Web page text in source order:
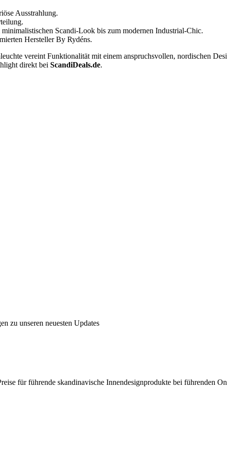
Ausstrahlung.
Scandi-Look bis zum modernen Industrial-Chic.
Hersteller By Rydéns.
vereint Funktionalität mit einem anspruchsvollen, nordischen
direkt bei ScandiDeals.de.
zu unseren neuesten Updates
für führende skandinavische Innendesignprodukte bei führenden